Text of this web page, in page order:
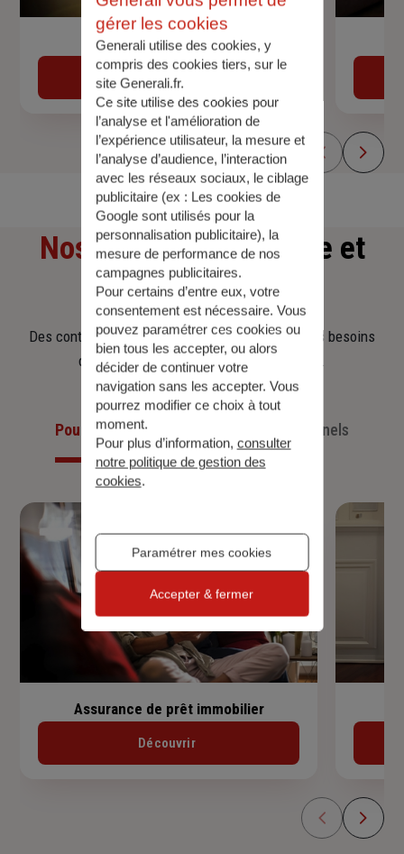
Devis assurance auto
Obtenir une estimation
Nos offresd'assurance et
d'épargne
Des contrats clairs et flexibles pour sécuriser vos besoins
d’aujourd’hui et anticiper ceux de demain.
Pour les particuliers Pour les professionnels
Assurance de prêt immobilier
Découvrir
gérer les cookies
Generali utilise des cookies, y
compris des cookies tiers, sur le
site Generali.fr.
Ce site utilise des cookies pour
l’analyse et l'amélioration de
l’expérience utilisateur, la mesure et
l’analyse d’audience, l’interaction
avec les réseaux sociaux, le ciblage
publicitaire (ex : Les cookies de
Google sont utilisés pour la
personnalisation publicitaire), la
mesure de performance de nos
campagnes publicitaires.
Pour certains d’entre eux, votre
consentement est nécessaire. Vous
pouvez paramétrer ces cookies ou
bien tous les accepter, ou alors
décider de continuer votre
navigation sans les accepter. Vous
pourrez modifier ce choix à tout
moment.
Pour plus d’information, consulter
notre politique de gestion des
cookies.
Paramétrer mes cookies
Accepter & fermer